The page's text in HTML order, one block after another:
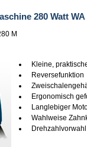
280 Watt
M
Kleine,
Reversefunktion
Ergonomisch
Langlebiger
Wahlweise